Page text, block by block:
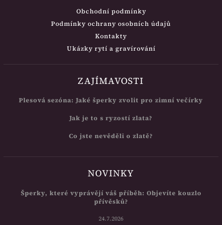
Obchodní podmínky
Podmínky ochrany osobních údajů
Kontakty
Ukázky rytí a gravírování
ZAJÍMAVOSTI
Plesová sezóna: Jaké šperky zvolit pro zimní večírky
Jak je to s ryzostí zlata?
Co jste nevěděli o zlatě?
NOVINKY
Šperky, které vyprávějí váš příběh: Objevíte kouzlo
přívěsků?
24.7.2026